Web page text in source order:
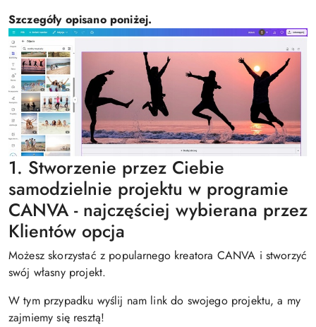
Szczegóły opisano poniżej.
1. Stworzenie przez Ciebie
samodzielnie projektu w programie
CANVA - najczęściej wybierana przez
Klientów opcja
Możesz skorzystać z popularnego kreatora CANVA i stworzyć
swój własny projekt.
W tym przypadku wyślij nam link do swojego projektu, a my
zajmiemy się resztą!